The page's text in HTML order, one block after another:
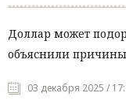
Доллар может
объяснили причины
03 декабря 2025 /